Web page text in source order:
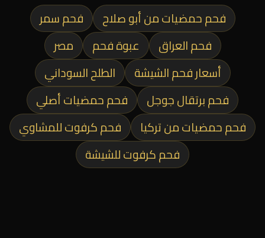
فحم حمضيات من أبو صلاح
فحم سمر
فحم العراق
عبوة فحم
مصر
أسعار فحم الشيشة
الطلح السوداني
فحم برتقال جوجل
فحم حمضيات أصلي
فحم حمضيات من تركيا
فحم كرفوت للمشاوي
فحم كرفوت للشيشة